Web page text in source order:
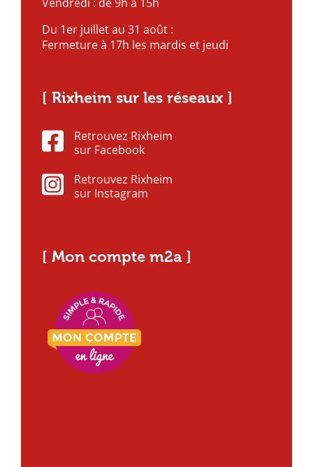
Du 1er juillet au 31 août :
Fermeture à 17h les mardis et jeudi
[ Rixheim sur les réseaux ]
Retrouvez Rixheim
sur Facebook
Retrouvez Rixheim
sur Instagram
[ Mon compte m2a ]